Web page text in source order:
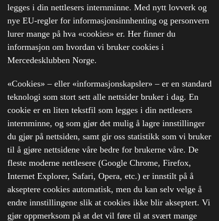
legges i din nettlesers internminne. Med nytt lovverk og
nye EU-regler for informasjonsinnhenting og personvern
lurer mange på hva «cookies» er. Her finner du
informasjon om hvordan vi bruker cookies i
Mercedesklubben Norge.
«Cookies» – eller «informasjonskapsler» – er en standard
teknologi som stort sett alle nettsider bruker i dag. En
cookie er en liten tekstfil som legges i din nettlesers
internminne, og som gjør det mulig å lagre innstillinger
du gjør på nettsiden, samt gir oss statistikk som vi bruker
til å gjøre nettsidene våre bedre for brukerne våre. De
fleste moderne nettlesere (Google Chrome, Firefox,
Internet Explorer, Safari, Opera, etc.) er innstilt på å
akseptere cookies automatisk, men du kan selv velge å
endre innstillingene slik at cookies ikke blir akseptert. Vi
gjør oppmerksom på at det vil føre til at svært mange